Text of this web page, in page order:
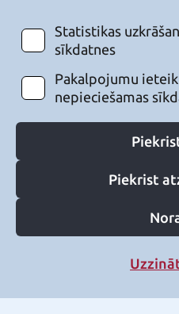
Statistikas
sīkdatnes
Pakalpojumu
nepieciešamas
Piekrist